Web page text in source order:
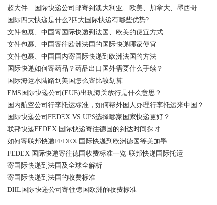
超大件，国际快递公司邮寄到澳大利亚、欧美、加拿大、墨西哥
国际四大快递是什么?四大国际快递有哪些优势?
文件包裹、中国寄国际快递到法国、欧美的便宜方式
文件包裹、中国寄往欧洲法国的国际快递哪家便宜
文件包裹、中国国内寄国际快递到欧洲法国的方法
国际快递如何寄药品？药品出口国外需要什么手续？
国际海运水陆路到美国怎么寄比较划算
EMS国际快递公司(EUB)出现海关放行是什么意思？
国内航空公司行李托运标准，如何帮外国人办理行李托运来中国？
国际快递公司FEDEX VS UPS选择哪家国家快递更好？
联邦快递FEDEX 国际快递寄往德国的到达时间探讨
如何寄联邦快递FEDEX 国际快递到欧洲德国等美加墨
FEDEX 国际快递寄往德国收费标准一览-联邦快递国际托运
寄国际快递到法国及全球全解析
寄国际快递到法国的收费标准
DHL国际快递公司寄往德国欧洲的收费标准